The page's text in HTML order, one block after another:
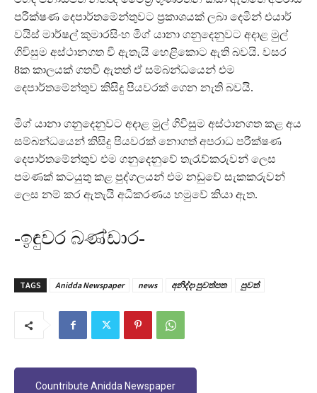
පරීක්ෂණ දෙපාර්තමේන්තුවට ප්‍රකාශයක් ලබා දෙමින් එයාර්
වයිස් මාර්ෂල් කුමාරසිංහ මිග් යානා ගනුදෙනුවට අදාළ මුල්
ගිවිසුම අස්ථානගත වී ඇතැයි හෙළිකොට ඇති බවයි. වසර
8ක කාලයක් ගතවී ඇතත් ඒ සම්බන්ධයෙන් එම
දෙපාර්තමේන්තුව කිසිදු පියවරක් ගෙන නැති බවයි.
මිග් යානා ගනුදෙනුවට අදාළ මුල් ගිවිසුම අස්ථානගත කළ අය
සම්බන්ධයෙන් කිසිදු පියවරක් නොගත් අපරාධ පරීක්ෂණ
දෙපාර්තමේන්තුව එම ගනුදෙනුවේ තැරැව්කරුවන් ලෙස
පමණක් කටයුතු කළ පුද්ගලයන් එම නඩුවේ සැකකරුවන්
ලෙස නම් කර ඇතැයි අධිකරණය හමුවේ කියා ඇත.
-ඉඳුවර බණ්ඩාර-
TAGS Anidda Newspaper news අනිද්දා පුවත්පත පුවත්
Countribute Anidda Newspaper